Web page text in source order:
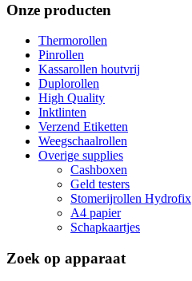
Onze producten
Thermorollen
Pinrollen
Kassarollen houtvrij
Duplorollen
High Quality
Inktlinten
Verzend Etiketten
Weegschaalrollen
Overige supplies
Cashboxen
Geld testers
Stomerijrollen Hydrofix
A4 papier
Schapkaartjes
Zoek op apparaat